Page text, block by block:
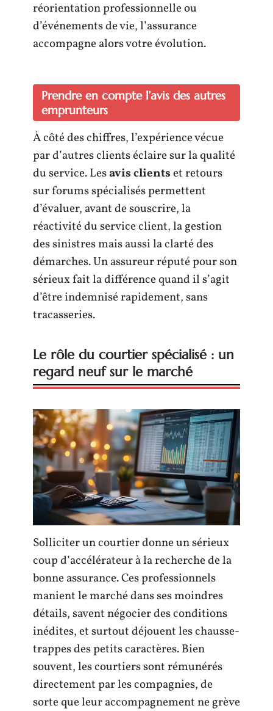
réorientation professionnelle ou
d’événements de vie, l’assurance
accompagne alors votre évolution.
Prendre en compte l’avis des autres
emprunteurs
À côté des chiffres, l’expérience vécue
par d’autres clients éclaire sur la qualité
du service. Lesavis clientset retours
sur forums spécialisés permettent
d’évaluer, avant de souscrire, la
réactivité du service client, la gestion
des sinistres mais aussi la clarté des
démarches. Un assureur réputé pour son
sérieux fait la différence quand il s’agit
d’être indemnisé rapidement, sans
tracasseries.
Le rôle du courtier spécialisé : un
regard neuf sur le marché
Solliciter un courtier donne un sérieux
coup d’accélérateur à la recherche de la
bonne assurance. Ces professionnels
manient le marché dans ses moindres
détails, savent négocier des conditions
inédites, et surtout déjouent les chausse-
trappes des petits caractères. Bien
souvent, les courtiers sont rémunérés
directement par les compagnies, de
sorte que leur accompagnement ne grève